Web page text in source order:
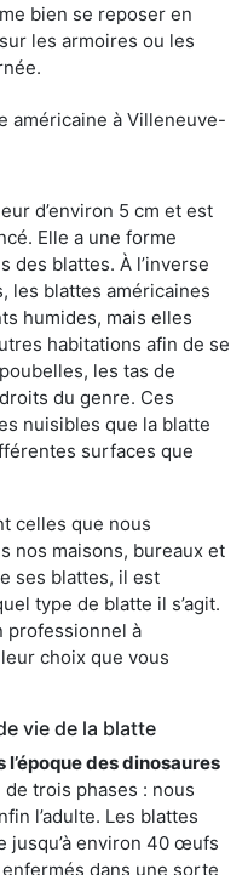
bien se reposer en
les armoires ou les
américaine à Villeneuve-
d’environ 5 cm et est
Elle a une forme
des blattes. À l’inverse
les blattes américaines
humides, mais elles
habitations afin de se
les tas de
du genre. Ces
nuisibles que la blatte
surfaces que
celles que nous
nos maisons, bureaux et
ses blattes, il est
type de blatte il s’agit.
professionnel à
choix que vous
vie de la blatte
des dinosaures
trois phases : nous
l’adulte. Les blattes
jusqu’à environ 40 œufs
dans une sorte